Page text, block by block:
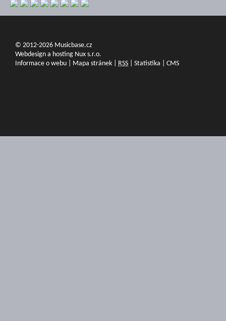
© 2012-2026 Musicbase.cz
Webdesign a hosting Nux s.r.o.
Informace o webu
Mapa stránek RSS Statistika CMS